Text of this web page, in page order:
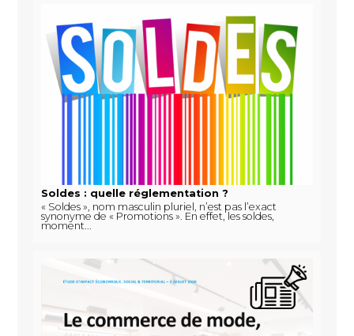
Soldes : quelle réglementation ?
« Soldes », nom masculin pluriel, n’est pas l’exact
synonyme de « Promotions ». En effet, les soldes,
moment...